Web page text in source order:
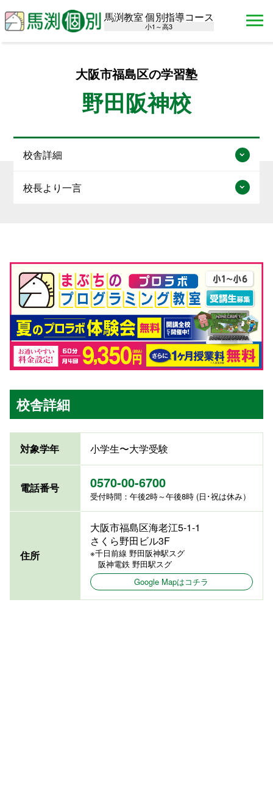
馬渕教室 個別指導コース
小1～高3
大阪市福島区の学習塾
野田阪神校
校舎詳細
校長より一言
校舎詳細
対象学年 小学生〜大学受験
電話番号 0570-00-6700
受付時間：午後2時～午後8時 (日･祝は休み）
住所
大阪市福島区海老江5-1-1
さくら野田ビル3F
※千日前線 野田阪神駅スグ
阪神電鉄 野田駅スグ
Google Mapはコチラ